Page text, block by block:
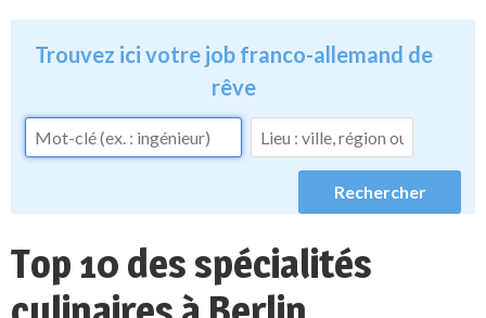
Trouvez ici votre job franco-allemand de
rêve
Top 10 des spécialités